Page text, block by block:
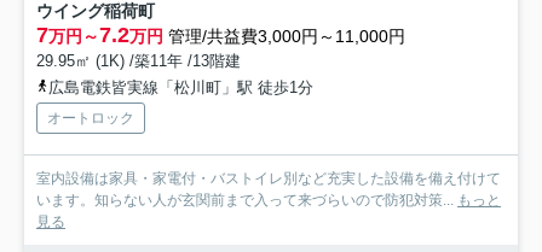
ウイング稲荷町
7万円～7.2万円 管理/共益費3,000円～11,000円
29.95㎡ (1K) /築11年 /13階建
広島電鉄皆実線「松川町」駅 徒歩1分
オートロック
室内設備は家具・家電付・バストイレ別など充実した設備を備え付けて
います。知らない人が玄関前まで入って来づらいので防犯対策... もっと
見る